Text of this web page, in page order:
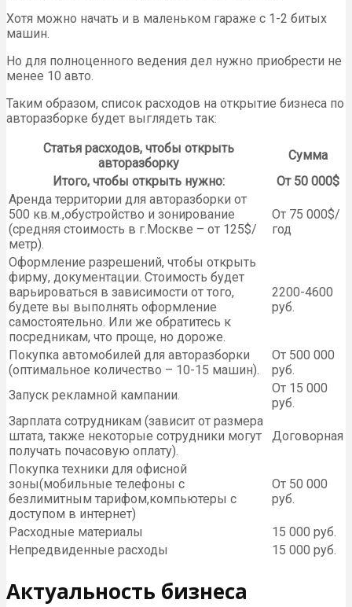
Хотя можно начать и в маленьком гараже с 1-2 битых
машин.
Но для полноценного ведения дел нужно приобрести не
менее 10 авто.
Таким образом, список расходов на открытие бизнеса по
авторазборке будет выглядеть так:
Статья расходов, чтобы открыть
авторазборку
Сумма
Итого, чтобы открыть нужно:
От 50 000$
Аренда территории для авторазборки от
500 кв.м.,обустройство и зонирование
(средняя стоимость в г.Москве – от 125$/
метр).
От 75 000$/
год
Оформление разрешений, чтобы открыть
фирму, документации. Стоимость будет
варьироваться в зависимости от того,
будете вы выполнять оформление
самостоятельно. Или же обратитесь к
посредникам, что проще, но дороже.
2200-4600
руб.
Покупка автомобилей для авторазборки
(оптимальное количество – 10-15 машин).
От 500 000
руб.
Запуск рекламной кампании.
От 15 000
руб.
Зарплата сотрудникам (зависит от размера
штата, также некоторые сотрудники могут
получать почасовую оплату).
Договорная
Покупка техники для офисной
зоны(мобильные телефоны с
безлимитным тарифом,компьютеры с
доступом в интернет)
От 50 000
руб.
Расходные материалы
15 000 руб.
Непредвиденные расходы
15 000 руб.
Актуальность бизнеса